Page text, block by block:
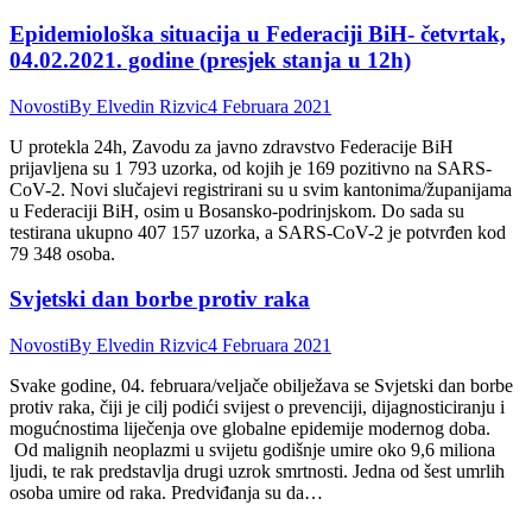
Epidemiološka situacija u Federaciji BiH- četvrtak,
04.02.2021. godine (presjek stanja u 12h)
NovostiBy Elvedin Rizvic4 Februara 2021
U protekla 24h, Zavodu za javno zdravstvo Federacije BiH
prijavljena su 1 793 uzorka, od kojih je 169 pozitivno na SARS-
CoV-2. Novi slučajevi registrirani su u svim kantonima/županijama
u Federaciji BiH, osim u Bosansko-podrinjskom. Do sada su
testirana ukupno 407 157 uzorka, a SARS-CoV-2 je potvrđen kod
79 348 osoba.
Svjetski dan borbe protiv raka
NovostiBy Elvedin Rizvic4 Februara 2021
Svake godine, 04. februara/veljače obilježava se Svjetski dan borbe
protiv raka, čiji je cilj podići svijest o prevenciji, dijagnosticiranju i
mogućnostima liječenja ove globalne epidemije modernog doba.
Od malignih neoplazmi u svijetu godišnje umire oko 9,6 miliona
ljudi, te rak predstavlja drugi uzrok smrtnosti. Jedna od šest umrlih
osoba umire od raka. Predviđanja su da…